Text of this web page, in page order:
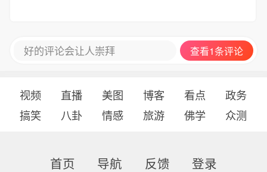
好的评论会让人崇拜 查看1条评论
视频 直播 美图 博客 看点
政务
搞笑
八卦 情感 旅游 佛学 众测
首页 导航 反馈 登录